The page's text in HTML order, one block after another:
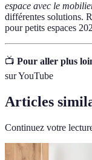
espace avec le
différentes solutions.
pour petits espaces
📺 Pour aller plus
sur YouTube
Articles
Continuez votre